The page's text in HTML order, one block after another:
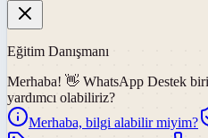
Eğitim Danışmanı
Merhaba! 👋 WhatsApp Destek
yardımcı olabiliriz?
Merhaba, bilgi alabilir miyim?